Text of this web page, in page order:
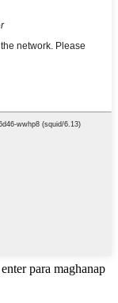
para maghanap